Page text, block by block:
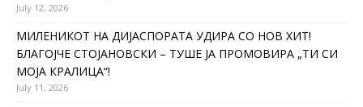
July 12, 2026
МИЛЕНИКОТ НА ДИЈАСПОРАТА УДИРА СО НОВ ХИТ!
БЛАГОЈЧЕ СТОЈАНОВСКИ – ТУШЕ ЈА ПРОМОВИРА „ТИ СИ
МОЈА КРАЛИЦА“!
July 11, 2026